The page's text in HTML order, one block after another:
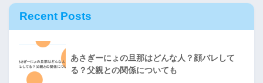
Recent Posts
あさぎーにょの旦那はどんな人？顔バレして
る？父親との関係についても